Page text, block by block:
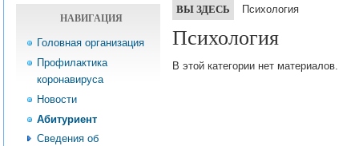
НАВИГАЦИЯ
Головная организация
Профилактика
коронавируса
Новости
Абитуриент
Сведения об
ВЫ ЗДЕСЬ Психология
Психология
В этой категории нет материалов.